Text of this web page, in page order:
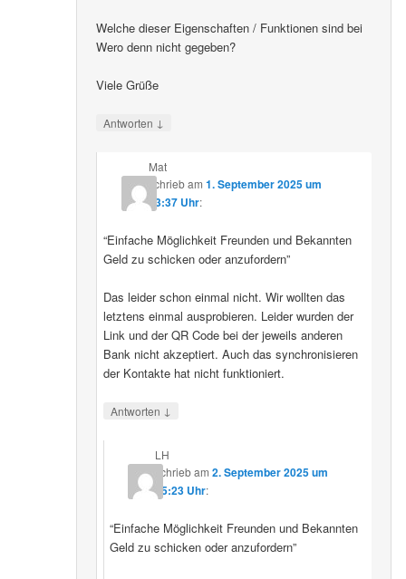
Welche dieser Eigenschaften / Funktionen sind bei
Wero denn nicht gegeben?
Viele Grüße
Antworten ↓
Mat
schriebam 1. September 2025 um
23:37 Uhr:
“Einfache Möglichkeit Freunden und Bekannten
Geld zu schicken oder anzufordern”
Das leider schon einmal nicht. Wir wollten das
letztens einmal ausprobieren. Leider wurden der
Link und der QR Code bei der jeweils anderen
Bank nicht akzeptiert. Auch das synchronisieren
der Kontakte hat nicht funktioniert.
Antworten ↓
LH
schriebam2. September 2025 um
15:23 Uhr:
“Einfache Möglichkeit Freunden und Bekannten
Geld zu schicken oder anzufordern”